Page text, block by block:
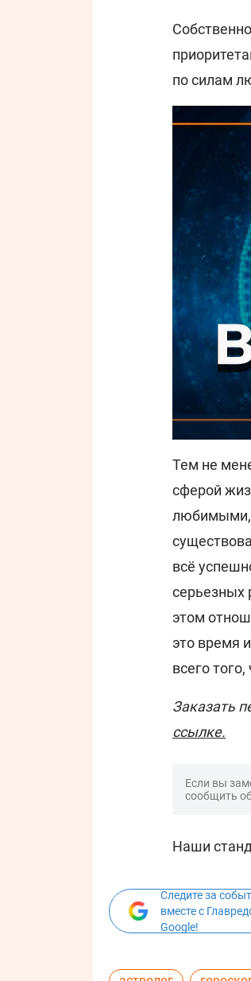
по силам
Тем не
сферой
любимыми,
всё
серьезных
этом
это время
всего
Заказать
ссылке.
Если вы
сообщить
Наши
Следите за
вместе с
Google!